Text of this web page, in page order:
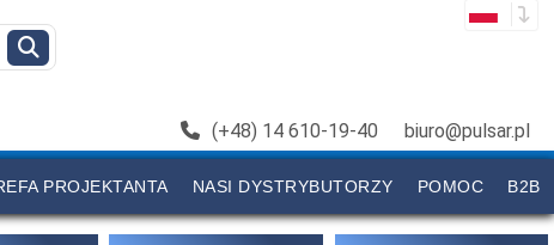
(+48) 14 610-19-40 biuro@pulsar.pl
PROJEKTANTA NASI DYSTRYBUTORZY POMOC B2B